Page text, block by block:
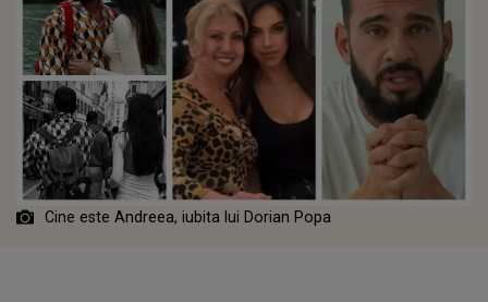
Cine este Andreea, iubita lui Dorian Popa